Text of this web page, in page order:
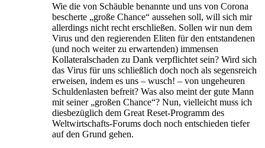
Wie die von Schäuble benannte und uns von Corona
bescherte „große Chance“ aussehen soll, will sich mir
allerdings nicht recht erschließen. Sollen wir nun dem
Virus und den regierenden Eliten für den entstandenen
(und noch weiter zu erwartenden) immensen
Kollateralschaden zu Dank verpflichtet sein? Wird sich
das Virus für uns schließlich doch noch als segensreich
erweisen, indem es uns – wusch! – von ungeheuren
Schuldenlasten befreit? Was also meint der gute Mann
mit seiner „großen Chance“? Nun, vielleicht muss ich
diesbezüglich dem Great Reset-Programm des
Weltwirtschafts-Forums doch noch entschieden tiefer
auf den Grund gehen.